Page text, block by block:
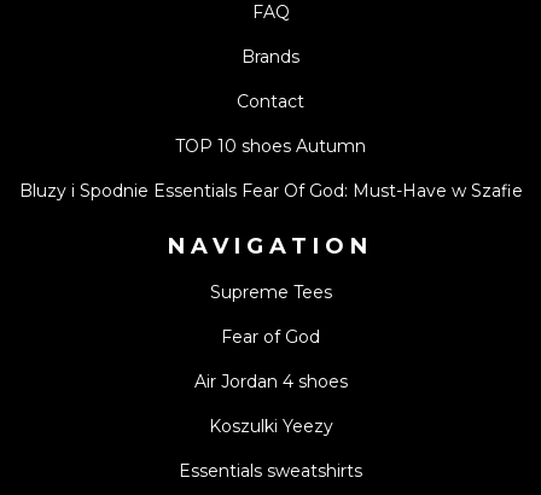
FAQ
Brands
Contact
TOP 10 shoes Autumn
Bluzy i Spodnie Essentials Fear Of God: Must-Have w Szafie
NAVIGATION
Supreme Tees
Fear of God
Air Jordan 4 shoes
Koszulki Yeezy
Essentials sweatshirts